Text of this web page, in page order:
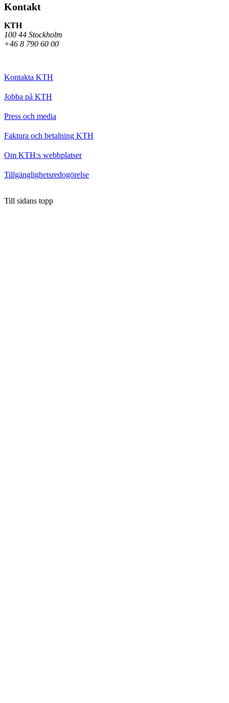
Kontakt
KTH
100 44 Stockholm
+46 8 790 60 00
Kontakta KTH
Jobba på KTH
Press och media
Faktura och betalning KTH
Om KTH:s webbplatser
Tillgänglighetsredogörelse
Till sidans topp